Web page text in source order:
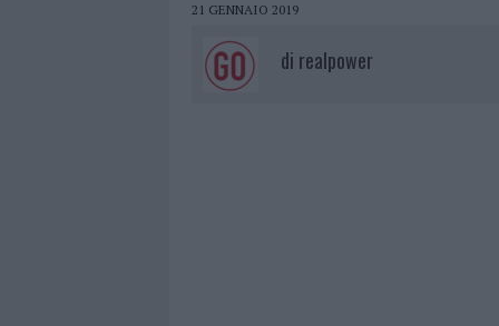
21 GENNAIO 2019
di realpower